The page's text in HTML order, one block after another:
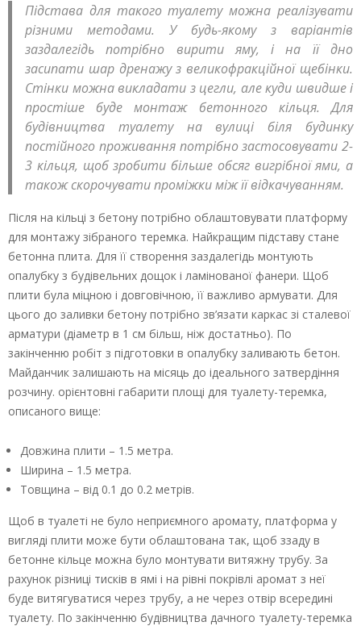
Підстава для такого туалету можна реалізувати
різними методами. У будь-якому з варіантів
заздалегідь потрібно вирити яму, і на її дно
засипати шар дренажу з великофракційної щебінки.
Стінки можна викладати з цегли, але куди швидше і
простіше буде монтаж бетонного кільця. Для
будівництва туалету на вулиці біля будинку
постійного проживання потрібно застосовувати 2-
3 кільця, щоб зробити більше обсяг вигрібної ями, а
також скорочувати проміжки між її відкачуванням.
Після на кільці з бетону потрібно облаштовувати платформу
для монтажу зібраного теремка. Найкращим підставу стане
бетонна плита. Для її створення заздалегідь монтують
опалубку з будівельних дощок і ламінованої фанери. Щоб
плити була міцною і довговічною, її важливо армувати. Для
цього до заливки бетону потрібно зв’язати каркас зі сталевої
арматури (діаметр в 1 см більш, ніж достатньо). По
закінченню робіт з підготовки в опалубку заливають бетон.
Майданчик залишають на місяць до ідеального затвердіння
розчину. орієнтовні габарити площі для туалету-теремка,
описаного вище:
Довжина плити – 1.5 метра.
Ширина – 1.5 метра.
Товщина – від 0.1 до 0.2 метрів.
Щоб в туалеті не було неприємного аромату, платформа у
вигляді плити може бути облаштована так, щоб ззаду в
бетонне кільце можна було монтувати витяжну трубу. За
рахунок різниці тисків в ямі і на рівні покрівлі аромат з неї
буде витягуватися через трубу, а не через отвір всередині
туалету. По закінченню будівництва дачного туалету-теремка